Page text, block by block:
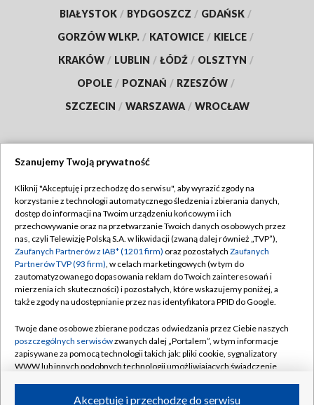
BIAŁYSTOK / BYDGOSZCZ / GDAŃSK /
GORZÓW WLKP. / KATOWICE / KIELCE /
KRAKÓW / LUBLIN / ŁÓDŹ / OLSZTYN /
OPOLE / POZNAŃ / RZESZÓW /
SZCZECIN / WARSZAWA / WROCŁAW
TVP
Abonament TVP
Emisja w TVP
Centrum informacji TVP
Naziemna Telewizja Cyfrowa
Rada Programowa
System NOS
Informacje o nadawcy
Regulamin TVP
Polityka prywatności
Moje zgody
Pomoc
Kontakt
Kanały
Szanujemy Twoją prywatność
Kliknij "Akceptuję i przechodzę do serwisu", aby wyrazić zgody na
korzystanie z technologii automatycznego śledzenia i zbierania danych,
dostęp do informacji na Twoim urządzeniu końcowym i ich
przechowywanie oraz na przetwarzanie Twoich danych osobowych przez
nas, czyli Telewizję Polską S.A. w likwidacji (zwaną dalej również „TVP”),
Zaufanych Partnerów z IAB* (1201 firm) oraz pozostałych Zaufanych
Partnerów TVP (93 firm), w celach marketingowych (w tym do
zautomatyzowanego dopasowania reklam do Twoich zainteresowań i
mierzenia ich skuteczności) i pozostałych, które wskazujemy poniżej, a
także zgody na udostępnianie przez nas identyfikatora PPID do Google.
Twoje dane osobowe zbierane podczas odwiedzania przez Ciebie naszych
poszczególnych serwisówzwanych dalej „Portalem”, w tym informacje
zapisywane za pomocą technologii takich jak: pliki cookie, sygnalizatory
WWW lub innych podobnych technologii umożliwiających świadczenie
Akceptuję i przechodzę do serwisu